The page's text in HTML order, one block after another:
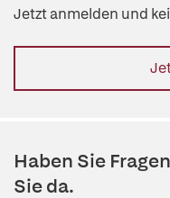
Jetzt anmelden und
Haben Sie
Sie da.